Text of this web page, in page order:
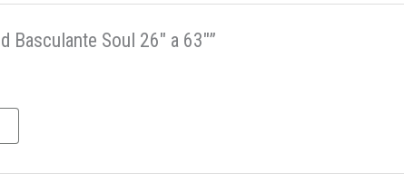
Basculante Soul 26″ a 63″”